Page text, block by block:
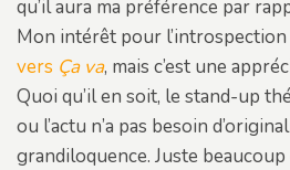
qu’il aura ma préférence par
Mon intérêt pour l’introspection
vers Ça va, mais c’est une
Quoi qu’il en soit, le stand-up
ou l’actu n’a pas besoin
grandiloquence. Juste